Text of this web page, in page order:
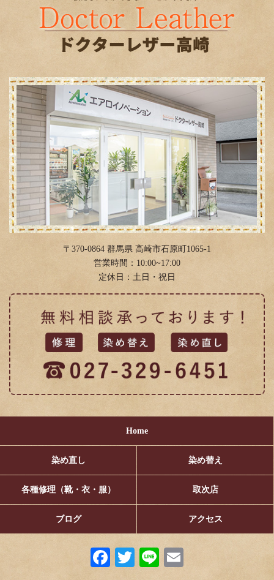
2019年6月 (1)
2019年4月(3)
2019年1月(6)
2018年12月 (2)
2018年11月 (2)
2018年10月
2018年9月
2018年8月
2018年4月
2018年2月 (11)
2018年1月 (4)
〒370-0864 群馬県 高崎市石原町1065-1
営業時間：10:00~17:00
定休日：土日・祝日
Home
染め直し 染め替え
各種修理（靴・衣・服） 取次店
ブログ アクセス
Fa T
Li